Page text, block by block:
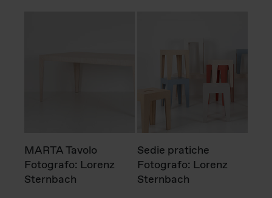
MARTA Tavolo
Fotografo: Lorenz
Sternbach
Sedie pratiche
Fotografo: Lorenz
Sternbach